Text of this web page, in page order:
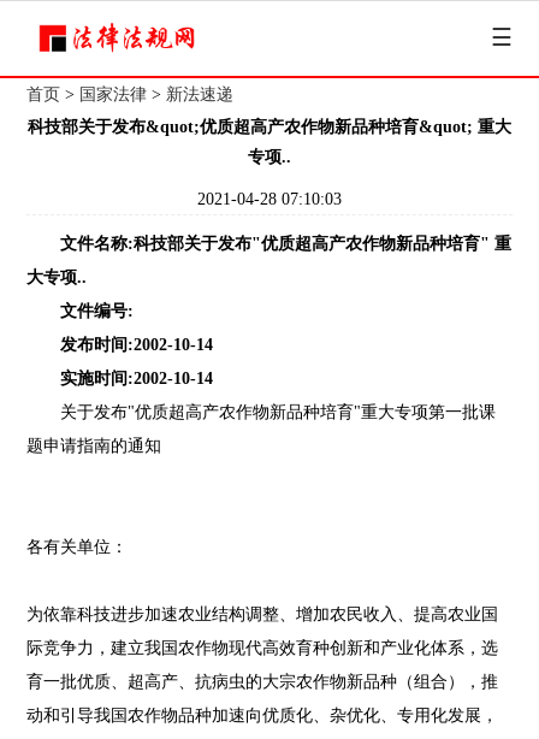
☰
首页 > 国家法律 > 新法速递
科技部关于发布&quot;优质超高产农作物新品种培育&quot; 重大
专项..
2021-04-28 07:10:03
文件名称:科技部关于发布"优质超高产农作物新品种培育" 重
大专项..
文件编号:
发布时间:2002-10-14
实施时间:2002-10-14
关于发布"优质超高产农作物新品种培育"重大专项第一批课
题申请指南的通知
各有关单位：
为依靠科技进步加速农业结构调整、增加农民收入、提高农业国
际竞争力，建立我国农作物现代高效育种创新和产业化体系，选
育一批优质、超高产、抗病虫的大宗农作物新品种（组合），推
动和引导我国农作物品种加速向优质化、杂优化、专用化发展，